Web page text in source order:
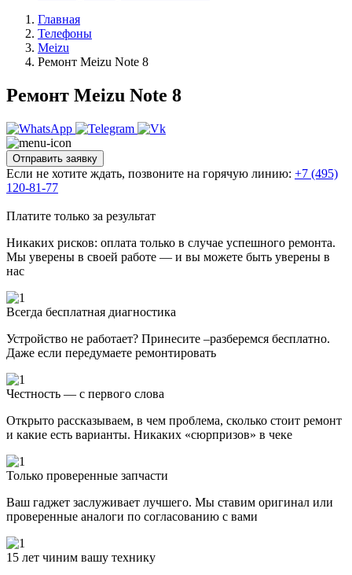
Главная
Телефоны
Meizu
Ремонт Meizu Note 8
Ремонт Meizu Note 8
Отправить заявку
Если не хотите ждать, позвоните на горячую линию: +7 (495)
120-81-77
Платите только за результат
Никаких рисков: оплата только в случае успешного ремонта.
Мы уверены в своей работе — и вы можете быть уверены в
нас
Всегда бесплатная диагностика
Устройство не работает? Принесите –разберемся бесплатно.
Даже если передумаете ремонтировать
Честность — с первого слова
Открыто рассказываем, в чем проблема, сколько стоит ремонт
и какие есть варианты. Никаких «сюрпризов» в чеке
Только проверенные запчасти
Ваш гаджет заслуживает лучшего. Мы ставим оригинал или
проверенные аналоги по согласованию с вами
15 лет чиним вашу технику